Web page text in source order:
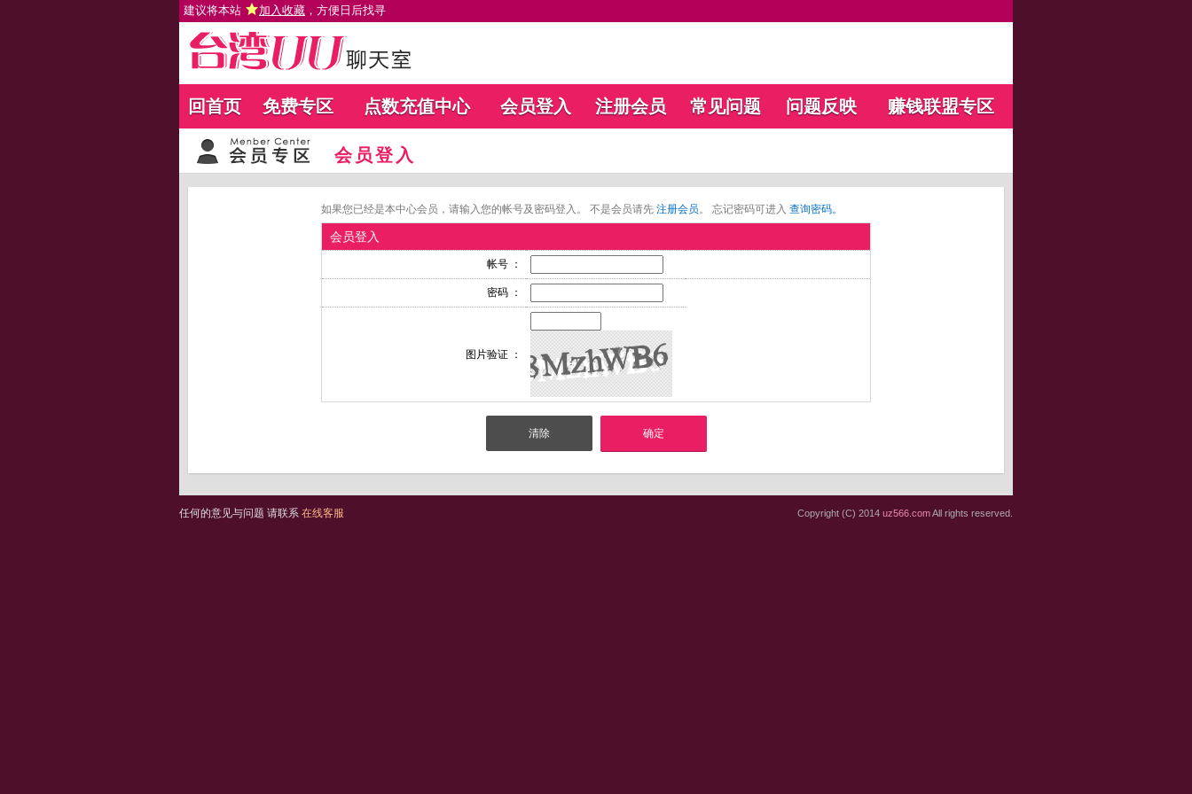
建议将本站 加入收藏 ，方便日后找寻
回首页 免费专区 点数充值中心 会员登入 注册会员 常见问题 问题反映 赚钱联盟专区
会员登入
如果您已经是本中心会员，请输入您的帐号及密码登入。 不是会员请先 注册会员。 忘记密码可进入 查询密码。
会员登入
帐号 ：
密码 ：
图片验证 ：
任何的意见与问题 请联系 在线客服 Copyright (C) 2014 uz566.comAll rights reserved.